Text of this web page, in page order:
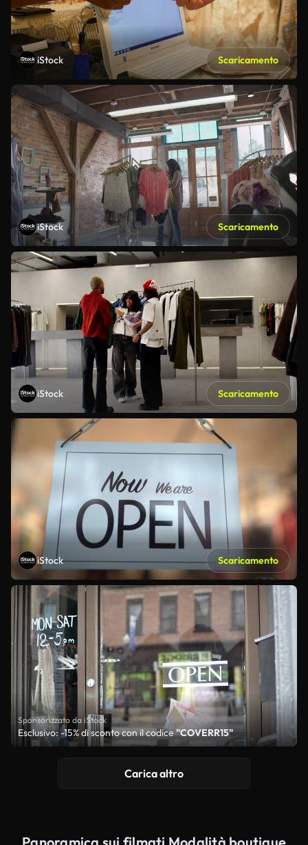
iStock Scaricamento
iStock Scaricamento
iStock Scaricamento
iStock Scaricamento
Sponsorizzato da iStock
Esclusivo: -15% di sconto con il codice"COVERR15"
Carica altro